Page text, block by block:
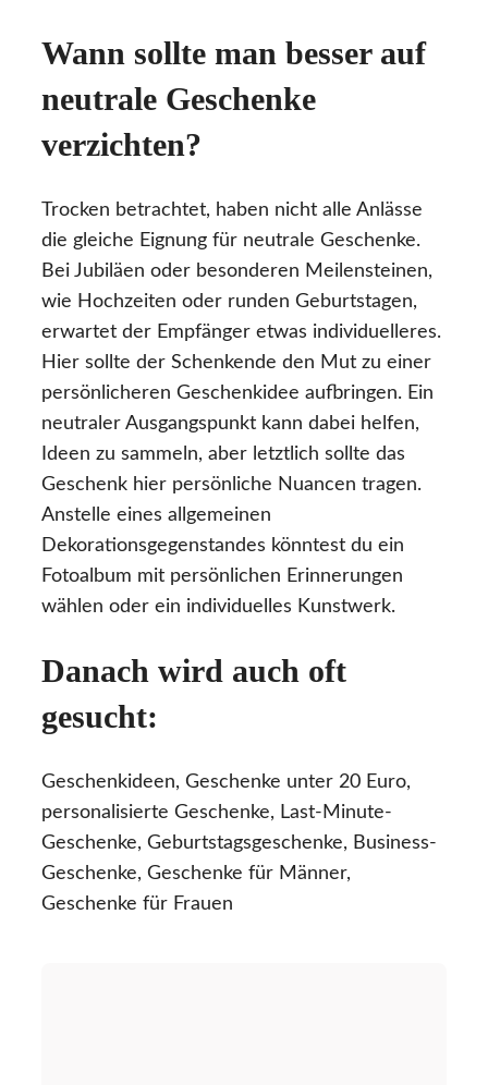
Wann sollte man besser auf
neutrale Geschenke
verzichten?
Trocken betrachtet, haben nicht alle Anlässe
die gleiche Eignung für neutrale Geschenke.
Bei Jubiläen oder besonderen Meilensteinen,
wie Hochzeiten oder runden Geburtstagen,
erwartet der Empfänger etwas individuelleres.
Hier sollte der Schenkende den Mut zu einer
persönlicheren Geschenkidee aufbringen. Ein
neutraler Ausgangspunkt kann dabei helfen,
Ideen zu sammeln, aber letztlich sollte das
Geschenk hier persönliche Nuancen tragen.
Anstelle eines allgemeinen
Dekorationsgegenstandes könntest du ein
Fotoalbum mit persönlichen Erinnerungen
wählen oder ein individuelles Kunstwerk.
Danach wird auch oft
gesucht:
Geschenkideen, Geschenke unter 20 Euro,
personalisierte Geschenke, Last-Minute-
Geschenke, Geburtstagsgeschenke, Business-
Geschenke, Geschenke für Männer,
Geschenke für Frauen